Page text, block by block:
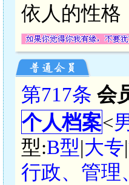
依人的性格
第717条 会
个人档案<
型:B型|大专|
行政、管理